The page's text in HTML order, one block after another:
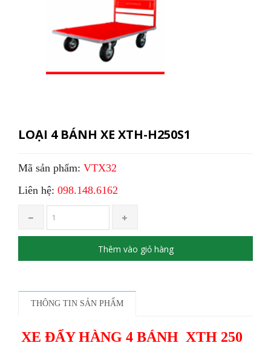
LOẠI 4 BÁNH XE XTH-H250S1
Mã sản phẩm: VTX32
Liên hệ: 098.148.6162
Thêm vào giỏ hàng
THÔNG TIN SẢN PHẨM
XE ĐẨY HÀNG 4 BÁNH XTH 250